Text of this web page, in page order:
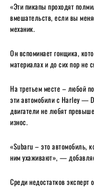
«Эти пикапы проходят
вмешательств, если вы
механик.
Он вспоминает гонщика,
материалах и до сих пор
На третьем месте – любой
эти автомобили с Harley —
двигатели не любят
износ.
«Subaru – это автомобиль,
ним ухаживают», —
Среди недостатков эксперт